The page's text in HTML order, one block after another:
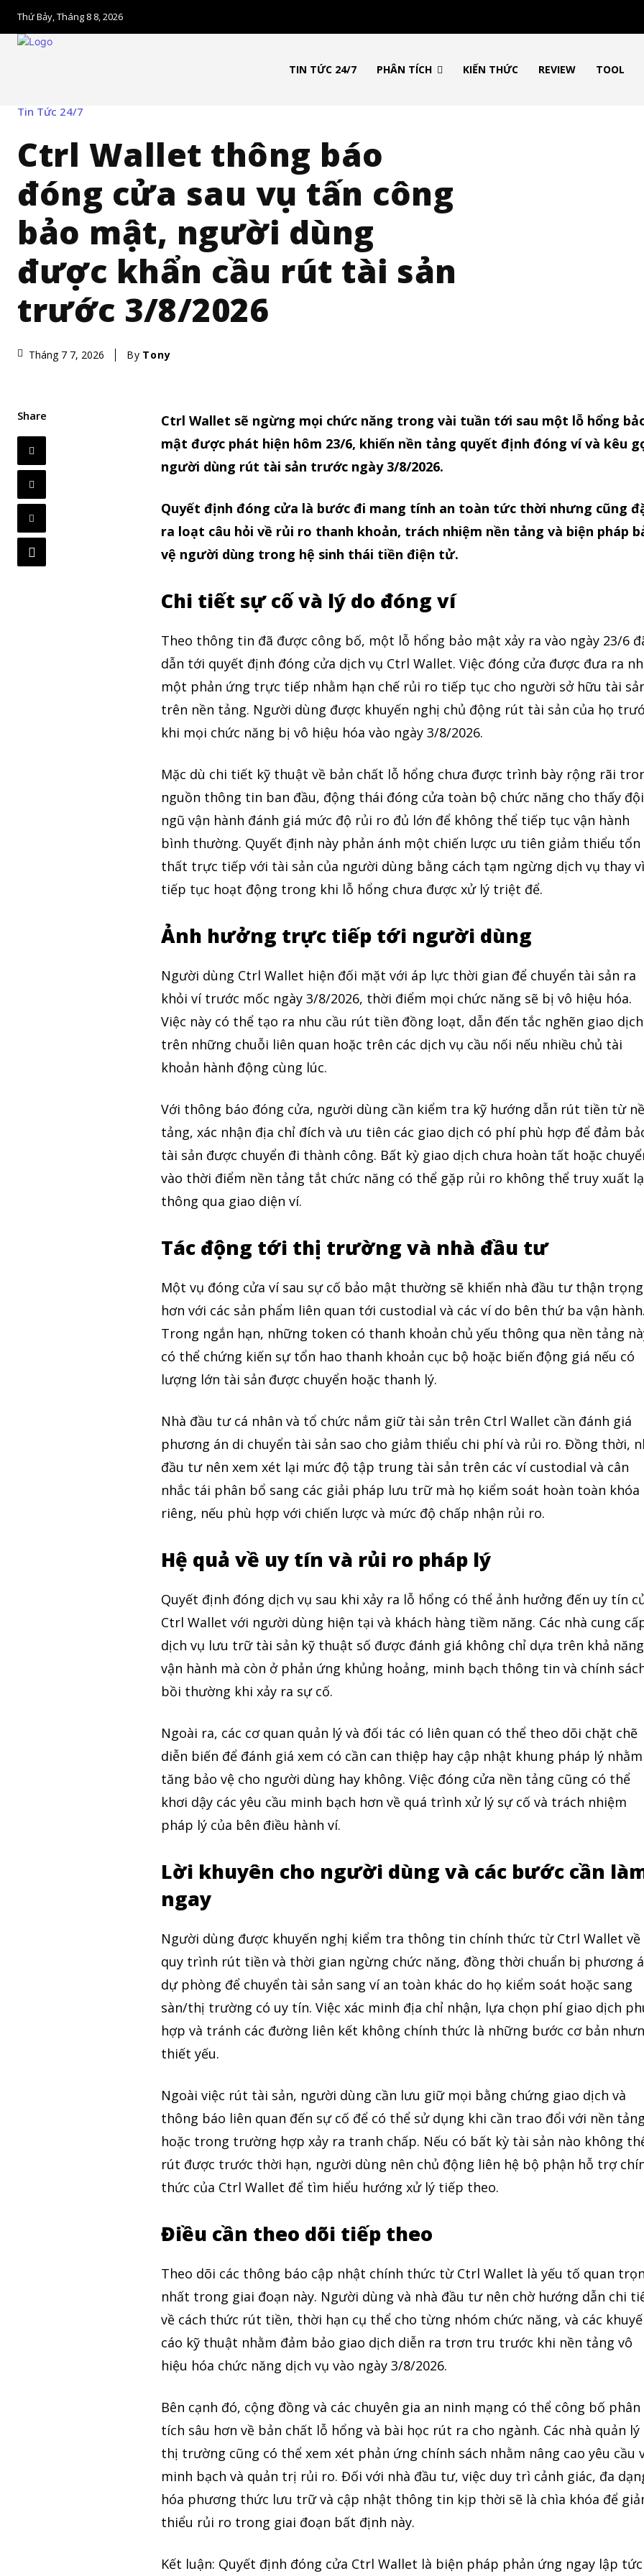
Thứ Bảy, Tháng 8 8, 2026
TIN TỨC 24/7 PHÂN TÍCH KIẾN THỨC REVIEW TOOL
Tin Tức 24/7
Ctrl Wallet thông báo
đóng cửa sau vụ tấn công
bảo mật, người dùng
được khẩn cầu rút tài sản
trước 3/8/2026
Tháng 7 7, 2026 By Tony
Share
Ctrl Wallet sẽ ngừng mọi chức năng trong vài tuần tới sau một lỗ hổng
mật được phát hiện hôm 23/6, khiến nền tảng quyết định đóng ví và kêu
người dùng rút tài sản trước ngày 3/8/2026.
Quyết định đóng cửa là bước đi mang tính an toàn tức thời nhưng cũng
ra loạt câu hỏi về rủi ro thanh khoản, trách nhiệm nền tảng và biện pháp
vệ người dùng trong hệ sinh thái tiền điện tử.
Chi tiết sự cố và lý do đóng ví
Theo thông tin đã được công bố, một lỗ hổng bảo mật xảy ra vào ngày 23/6
dẫn tới quyết định đóng cửa dịch vụ Ctrl Wallet. Việc đóng cửa được đưa ra
một phản ứng trực tiếp nhằm hạn chế rủi ro tiếp tục cho người sở hữu tài
trên nền tảng. Người dùng được khuyến nghị chủ động rút tài sản của họ
khi mọi chức năng bị vô hiệu hóa vào ngày 3/8/2026.
Mặc dù chi tiết kỹ thuật về bản chất lỗ hổng chưa được trình bày rộng rãi
nguồn thông tin ban đầu, động thái đóng cửa toàn bộ chức năng cho thấy đội
ngũ vận hành đánh giá mức độ rủi ro đủ lớn để không thể tiếp tục vận hành
bình thường. Quyết định này phản ánh một chiến lược ưu tiên giảm thiểu tổn
thất trực tiếp với tài sản của người dùng bằng cách tạm ngừng dịch vụ thay vì
tiếp tục hoạt động trong khi lỗ hổng chưa được xử lý triệt để.
Ảnh hưởng trực tiếp tới người dùng
Người dùng Ctrl Wallet hiện đối mặt với áp lực thời gian để chuyển tài sản ra
khỏi ví trước mốc ngày 3/8/2026, thời điểm mọi chức năng sẽ bị vô hiệu hóa.
Việc này có thể tạo ra nhu cầu rút tiền đồng loạt, dẫn đến tắc nghẽn giao dịch
trên những chuỗi liên quan hoặc trên các dịch vụ cầu nối nếu nhiều chủ tài
khoản hành động cùng lúc.
Với thông báo đóng cửa, người dùng cần kiểm tra kỹ hướng dẫn rút tiền từ
tảng, xác nhận địa chỉ đích và ưu tiên các giao dịch có phí phù hợp để đảm
tài sản được chuyển đi thành công. Bất kỳ giao dịch chưa hoàn tất hoặc
vào thời điểm nền tảng tắt chức năng có thể gặp rủi ro không thể truy xuất
thông qua giao diện ví.
Tác động tới thị trường và nhà đầu tư
Một vụ đóng cửa ví sau sự cố bảo mật thường sẽ khiến nhà đầu tư thận trọng
hơn với các sản phẩm liên quan tới custodial và các ví do bên thứ ba vận hành.
Trong ngắn hạn, những token có thanh khoản chủ yếu thông qua nền tảng
có thể chứng kiến sự tổn hao thanh khoản cục bộ hoặc biến động giá nếu có
lượng lớn tài sản được chuyển hoặc thanh lý.
Nhà đầu tư cá nhân và tổ chức nắm giữ tài sản trên Ctrl Wallet cần đánh giá
phương án di chuyển tài sản sao cho giảm thiểu chi phí và rủi ro. Đồng thời,
đầu tư nên xem xét lại mức độ tập trung tài sản trên các ví custodial và cân
nhắc tái phân bổ sang các giải pháp lưu trữ mà họ kiểm soát hoàn toàn khóa
riêng, nếu phù hợp với chiến lược và mức độ chấp nhận rủi ro.
Hệ quả về uy tín và rủi ro pháp lý
Quyết định đóng dịch vụ sau khi xảy ra lỗ hổng có thể ảnh hưởng đến uy tín
Ctrl Wallet với người dùng hiện tại và khách hàng tiềm năng. Các nhà cung
dịch vụ lưu trữ tài sản kỹ thuật số được đánh giá không chỉ dựa trên khả năng
vận hành mà còn ở phản ứng khủng hoảng, minh bạch thông tin và chính
bồi thường khi xảy ra sự cố.
Ngoài ra, các cơ quan quản lý và đối tác có liên quan có thể theo dõi chặt chẽ
diễn biến để đánh giá xem có cần can thiệp hay cập nhật khung pháp lý nhằm
tăng bảo vệ cho người dùng hay không. Việc đóng cửa nền tảng cũng có thể
khơi dậy các yêu cầu minh bạch hơn về quá trình xử lý sự cố và trách nhiệm
pháp lý của bên điều hành ví.
Lời khuyên cho người dùng và các bước cần
ngay
Người dùng được khuyến nghị kiểm tra thông tin chính thức từ Ctrl Wallet về
quy trình rút tiền và thời gian ngừng chức năng, đồng thời chuẩn bị phương
dự phòng để chuyển tài sản sang ví an toàn khác do họ kiểm soát hoặc sang
sàn/thị trường có uy tín. Việc xác minh địa chỉ nhận, lựa chọn phí giao dịch
hợp và tránh các đường liên kết không chính thức là những bước cơ bản
thiết yếu.
Ngoài việc rút tài sản, người dùng cần lưu giữ mọi bằng chứng giao dịch và
thông báo liên quan đến sự cố để có thể sử dụng khi cần trao đổi với nền tảng
hoặc trong trường hợp xảy ra tranh chấp. Nếu có bất kỳ tài sản nào không
rút được trước thời hạn, người dùng nên chủ động liên hệ bộ phận hỗ trợ
thức của Ctrl Wallet để tìm hiểu hướng xử lý tiếp theo.
Điều cần theo dõi tiếp theo
Theo dõi các thông báo cập nhật chính thức từ Ctrl Wallet là yếu tố quan
nhất trong giai đoạn này. Người dùng và nhà đầu tư nên chờ hướng dẫn chi
về cách thức rút tiền, thời hạn cụ thể cho từng nhóm chức năng, và các
cáo kỹ thuật nhằm đảm bảo giao dịch diễn ra trơn tru trước khi nền tảng vô
hiệu hóa chức năng dịch vụ vào ngày 3/8/2026.
Bên cạnh đó, cộng đồng và các chuyên gia an ninh mạng có thể công bố phân
tích sâu hơn về bản chất lỗ hổng và bài học rút ra cho ngành. Các nhà quản lý
thị trường cũng có thể xem xét phản ứng chính sách nhằm nâng cao yêu cầu
minh bạch và quản trị rủi ro. Đối với nhà đầu tư, việc duy trì cảnh giác, đa
hóa phương thức lưu trữ và cập nhật thông tin kịp thời sẽ là chìa khóa để
thiểu rủi ro trong giai đoạn bất định này.
Kết luận: Quyết định đóng cửa Ctrl Wallet là biện pháp phản ứng ngay lập tức